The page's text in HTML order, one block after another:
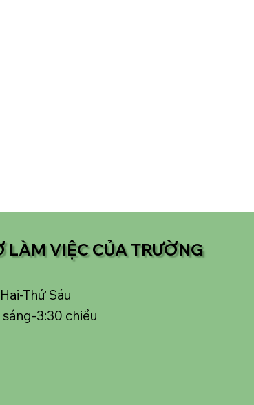
LÀM VIỆC CỦA TRƯỜNG
Thứ Sáu
sáng-3:30 chiều